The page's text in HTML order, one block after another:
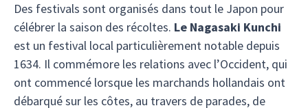
Des festivals sont organisés dans tout le Japon pour
célébrer la saison des récoltes. Le Nagasaki Kunchi
est un festival local particulièrement notable depuis
1634. Il commémore les relations avec l’Occident, qui
ont commencé lorsque les marchands hollandais ont
débarqué sur les côtes, au travers de parades, de